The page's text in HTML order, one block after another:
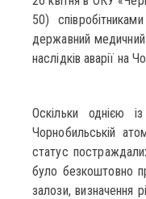
50)
державний медичний
наслідків аварії на
Оскільки однією
Чорнобильській
статус
було безкоштовно
залози, визначення